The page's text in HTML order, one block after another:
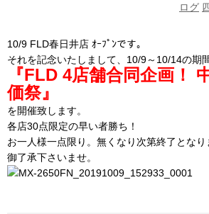
ログ
10/9 FLD春日井店 ｵｰﾌﾟﾝです。
それを記念いたしまして、10/9～10/14の期
『FLD 4店舗合同企画！
価祭』
を開催致します。
各店30点限定の早い者勝ち！
お一人様一点限り。無くなり次第終了となり
御了承下さいませ。